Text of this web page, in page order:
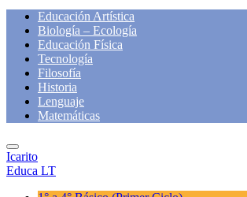
Educación Artística
Biología – Ecología
Educación Física
Tecnología
Filosofía
Historia
Lenguaje
Matemáticas
Icarito
Educa LT